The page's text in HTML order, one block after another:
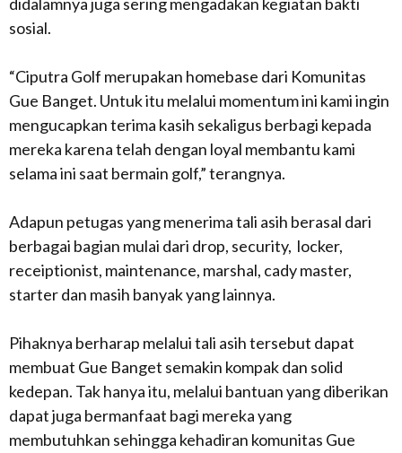
sosial.
“Ciputra Golf merupakan homebase dari Komunitas
Gue Banget. Untuk itu melalui momentum ini kami ingin
mengucapkan terima kasih sekaligus berbagi kepada
mereka karena telah dengan loyal membantu kami
selama ini saat bermain golf,” terangnya.
Adapun petugas yang menerima tali asih berasal dari
berbagai bagian mulai dari drop, security, locker,
receiptionist, maintenance, marshal, cady master,
starter dan masih banyak yang lainnya.
Pihaknya berharap melalui tali asih tersebut dapat
membuat Gue Banget semakin kompak dan solid
kedepan. Tak hanya itu, melalui bantuan yang diberikan
dapat juga bermanfaat bagi mereka yang
membutuhkan sehingga kehadiran komunitas Gue